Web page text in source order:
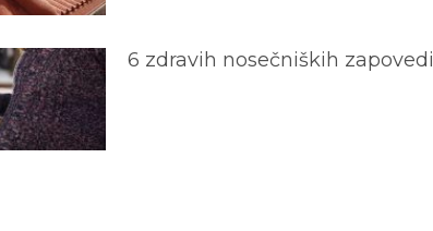
6 zdravih nosečniških zapovedi